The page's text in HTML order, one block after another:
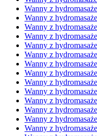
Wanny z
Wanny z
Wanny z
Wanny z
Wanny z
Wanny z
Wanny z
Wanny z
Wanny z
Wanny z
Wanny z
Wanny z
Wanny z
Wanny z